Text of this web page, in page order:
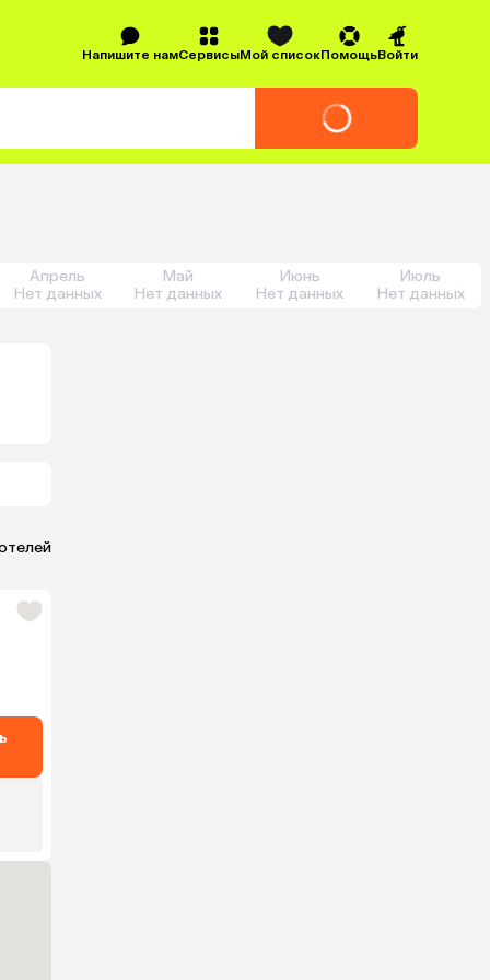
Напишите намСервисыМой списокПомощьВойти
Апрель
Нет данных
Май
Нет данных
Июнь
Нет данных
Июль
Нет данных